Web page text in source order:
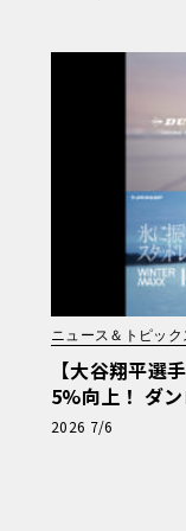
ニュース＆トピック
【大谷翔平選
5%向上！ ダ
タッドレス「
2026 7/6